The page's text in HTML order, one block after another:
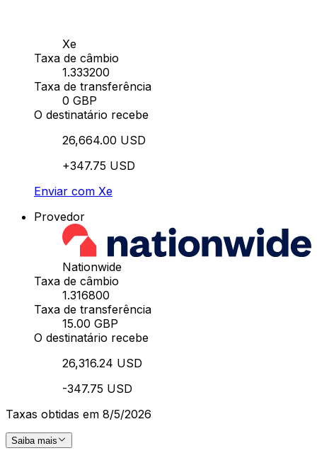
Xe
Taxa de câmbio
1.333200
Taxa de transferência
0 GBP
O destinatário recebe
26,664.00 USD
+347.75 USD
Enviar com Xe
Provedor
Nationwide
Taxa de câmbio
1.316800
Taxa de transferência
15.00 GBP
O destinatário recebe
26,316.24 USD
-347.75 USD
Taxas obtidas em 8/5/2026
Saiba mais